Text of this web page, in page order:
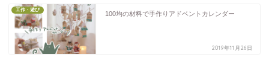
工作・遊び
100均の材料で手作りアドベントカレンダー
2019年11月26日